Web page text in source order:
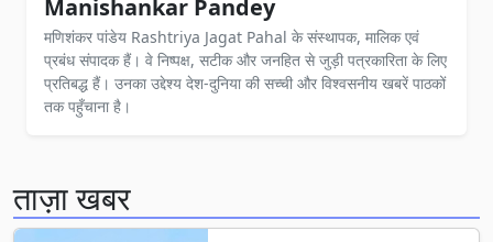
Manishankar Pandey
मणिशंकर पांडेय Rashtriya Jagat Pahal के संस्थापक, मालिक एवं
प्रबंध संपादक हैं। वे निष्पक्ष, सटीक और जनहित से जुड़ी पत्रकारिता के लिए
प्रतिबद्ध हैं। उनका उद्देश्य देश-दुनिया की सच्ची और विश्वसनीय खबरें पाठकों
तक पहुँचाना है।
ताज़ा खबर